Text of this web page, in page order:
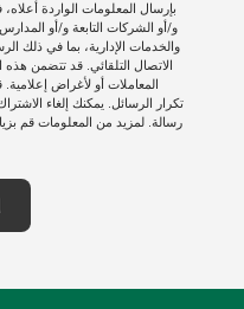
بإرسال المعلومات الواردة
الاتصال التلقائي. قد تتضمن
المعاملات أو لأغراض
تكرار الرسائل. يمكنك إلغاء
رسالة. لمزيد من المعلومات قم